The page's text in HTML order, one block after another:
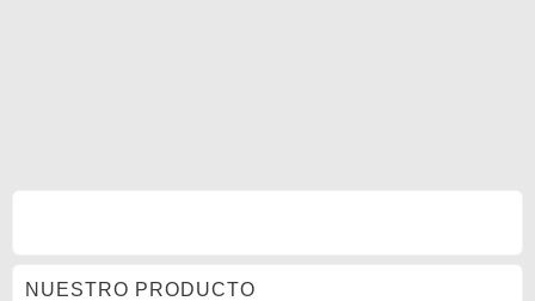
NUESTRO PRODUCTO